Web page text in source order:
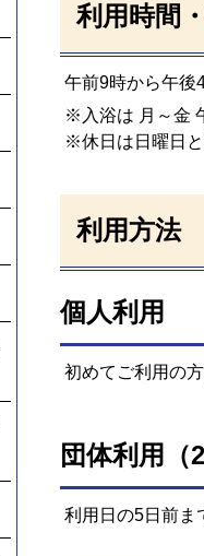
利用時間
午前9時から午後
※入浴は 月～金
※休日は日曜日と
利用方法
個人利用
初めてご利用の
団体利用（
利用日の5日前ま